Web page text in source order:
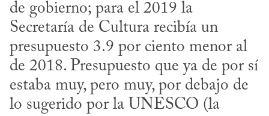
de gobierno; para el 2019 la
Secretaría de Cultura recibía un
presupuesto 3.9 por ciento menor al
de 2018. Presupuesto que ya de por sí
estaba muy, pero muy, por debajo de
lo sugerido por la UNESCO (la